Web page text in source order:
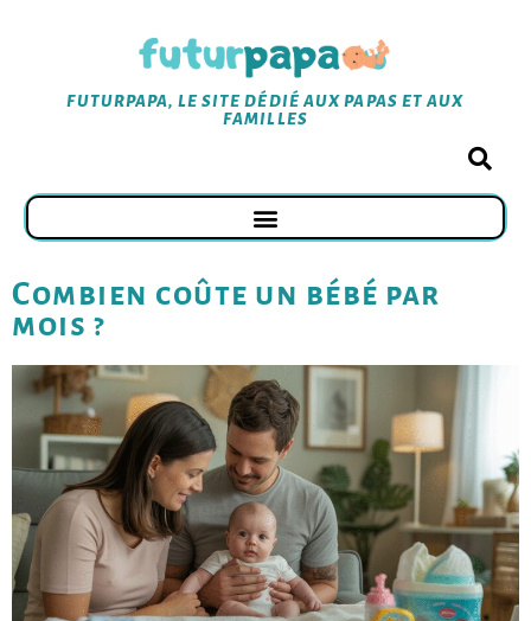
FUTURPAPA, LE SITE DÉDIÉ AUX PAPAS ET AUX
FAMILLES
Combien coûte un bébé par
mois ?